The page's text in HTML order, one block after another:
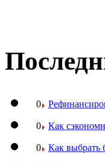
0
0 Как
0 Как выбрать